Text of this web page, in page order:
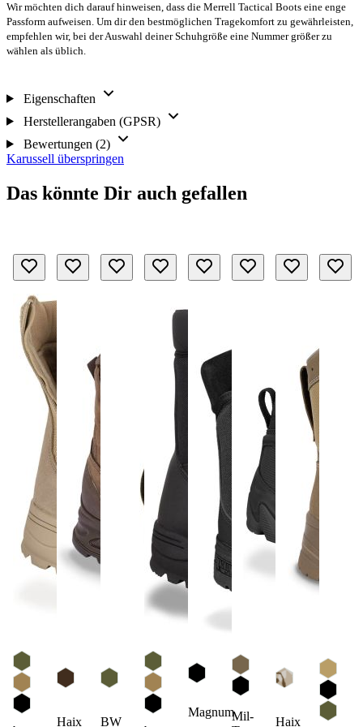
Wir möchten dich darauf hinweisen, dass die Merrell Tactical Boots eine enge
Passform aufweisen. Um dir den bestmöglichen Tragekomfort zu gewährleisten,
empfehlen wir, bei der Auswahl deiner Schuhgröße eine Nummer größer zu
wählen als üblich.
Eigenschaften
Herstellerangaben (GPSR)
Bewertungen (2)
Karussell überspringen
Das könnte Dir auch gefallen
Haix BW
MagnumMil-
Haix